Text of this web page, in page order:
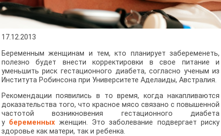
17.12.2013
Беременным женщинам и тем, кто планирует забеременеть,
полезно будет внести корректировки в свое питание и
уменьшить риск гестационного диабета, согласно ученым из
Института Робинсона при Университете Аделаиды, Австралия.
Рекомендации появились в то время, когда накапливаются
доказательства того, что красное мясо связано с повышенной
частотой возникновения гестационного диабета
у беременных женщин. Это заболевание подвергает риску
здоровье как матери, так и ребенка.